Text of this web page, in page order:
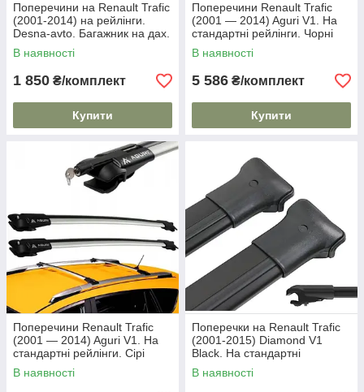
Поперечини на Renault Trafic
(2001-2014) на рейлінги.
Desna-avto. Багажник на дах.
В наявності
1 850 ₴/комплект
Купити
Поперечини Renault Trafic
(2001 — 2014) Aguri V1. На
стандартні рейлінги. Чорні
В наявності
5 586 ₴/комплект
Купити
Поперечини Renault Trafic
(2001 — 2014) Aguri V1. На
стандартні рейлінги. Сірі
В наявності
Поперечки на Renault Trafic
(2001-2015) Diamond V1
Black. На стандартні
рейлінги. Без замка. Чорні
В наявності